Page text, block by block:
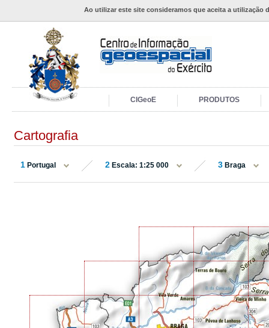
Ao utilizar este site consideramos que aceita a utilização
CIGeoE PRODUTOS
Cartografia
1 Portugal 2 Escala: 1:25 000 3 Braga